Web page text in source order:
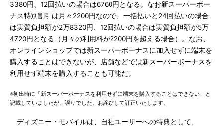
3380円、12回払いの場合は6760円となる。なお新スーパーボー
ナス特別割引は月々2200円なので、一括払いと24回払いの場合
は実質負担額が2万8320円、12回払いの場合は実質負担額が5万
4720円となる（月々の利用料が2200円を超える場合）。なお、
オンラインショップでは新スーパーボーナスに加入せずに端末を
購入することはできないが、店舗などでは新スーパーボーナスを
利用せず端末を購入することも可能だ。
※初出時に「新スーパーボーナスを利用せずに端末を購入することはできない」と
記載していましたが、誤りでした。お詫びして訂正いたします。
ディズニー・モバイルは、自社ユーザーへの特典として、